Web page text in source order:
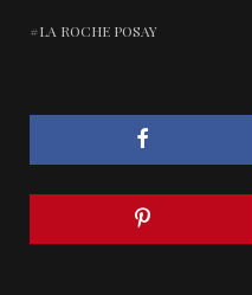
LA ROCHE POSAY